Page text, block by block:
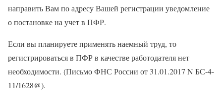
направить Вам по адресу Вашей регистрации уведомление
о постановке на учет в ПФР.
Если вы планируете применять наемный труд, то
регистрироваться в ПФР в качестве работодателя нет
необходимости. (Письмо ФНС России от 31.01.2017 N БС-4-
11/1628@).